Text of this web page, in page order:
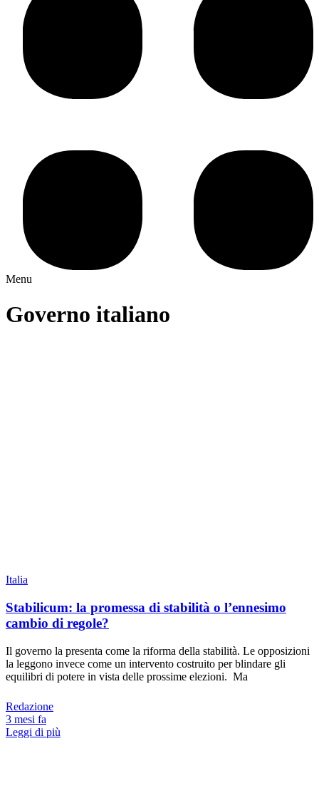
Menu
Governo italiano
Italia
Stabilicum: la promessa di stabilità o l’ennesimo
cambio di regole?
Il governo la presenta come la riforma della stabilità. Le opposizioni
la leggono invece come un intervento costruito per blindare gli
equilibri di potere in vista delle prossime elezioni. Ma
Redazione
3 mesi fa
Leggi di più